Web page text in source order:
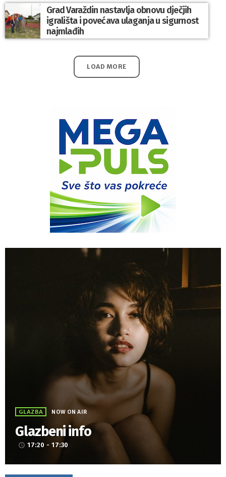
Grad Varaždin nastavlja obnovu dječjih
igrališta i povećava ulaganja u sigurnost
najmlađih
LOAD MORE
GLAZBA NOW ON AIR
Glazbeni info
access_time 17:20 - 17:30